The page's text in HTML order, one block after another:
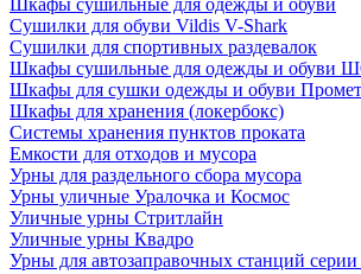
Шкафы сушильные для одежды и обуви
Сушилки для обуви Vildis V-Shark
Сушилки для спортивных раздевалок
Шкафы сушильные для одежды и обуви
Шкафы для сушки одежды и обуви Промет
Шкафы для хранения (локербокс)
Системы хранения пунктов проката
Емкости для отходов и мусора
Урны для раздельного сбора мусора
Урны уличные Уралочка и Космос
Уличные урны Стритлайн
Уличные урны Квадро
Урны для автозаправочных станций